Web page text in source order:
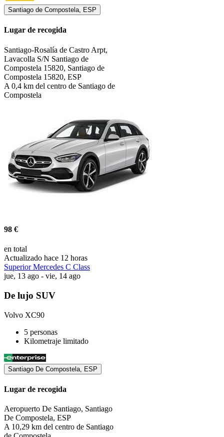
Santiago de Compostela, ESP
Lugar de recogida
Santiago-Rosalía de Castro Arpt,
Lavacolla S/N Santiago de
Compostela 15820, Santiago de
Compostela 15820, ESP
A 0,4 km del centro de Santiago de
Compostela
98 €
en total
Actualizado hace 12 horas
Superior Mercedes C Class
jue, 13 ago - vie, 14 ago
De lujo SUV
Volvo XC90
5 personas
Kilometraje limitado
Santiago De Compostela, ESP
Lugar de recogida
Aeropuerto De Santiago, Santiago
De Compostela, ESP
A 10,29 km del centro de Santiago